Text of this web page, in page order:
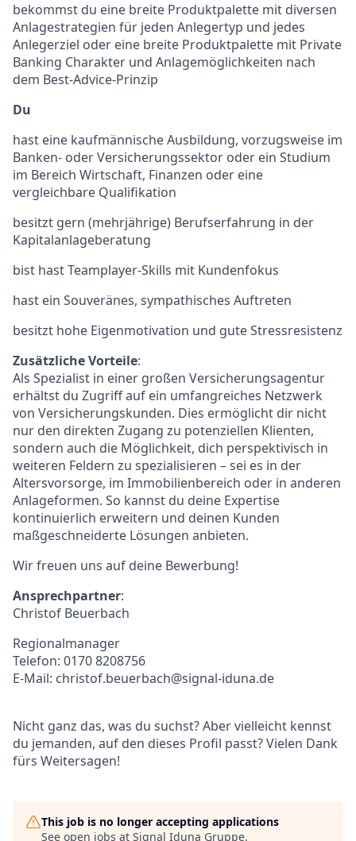
bekommst du eine breite Produktpalette mit diversen
Anlagestrategien für jeden Anlegertyp und jedes
Anlegerziel oder eine breite Produktpalette mit Private
Banking Charakter und Anlagemöglichkeiten nach
dem Best-Advice-Prinzip
Du
hast eine kaufmännische Ausbildung, vorzugsweise im
Banken- oder Versicherungssektor oder ein Studium
im Bereich Wirtschaft, Finanzen oder eine
vergleichbare Qualifikation
besitzt gern (mehrjährige) Berufserfahrung in der
Kapitalanlageberatung
bist hast Teamplayer-Skills mit Kundenfokus
hast ein Souveränes, sympathisches Auftreten
besitzt hohe Eigenmotivation und gute Stressresistenz
Zusätzliche Vorteile:
Als Spezialist in einer großen Versicherungsagentur
erhältst du Zugriff auf ein umfangreiches Netzwerk
von Versicherungskunden. Dies ermöglicht dir nicht
nur den direkten Zugang zu potenziellen Klienten,
sondern auch die Möglichkeit, dich perspektivisch in
weiteren Feldern zu spezialisieren – sei es in der
Altersvorsorge, im Immobilienbereich oder in anderen
Anlageformen. So kannst du deine Expertise
kontinuierlich erweitern und deinen Kunden
maßgeschneiderte Lösungen anbieten.
Wir freuen uns auf deine Bewerbung!
Ansprechpartner:
Christof Beuerbach
Regionalmanager
Telefon: 0170 8208756
E-Mail: christof.beuerbach@signal-iduna.de
Nicht ganz das, was du suchst? Aber vielleicht kennst
du jemanden, auf den dieses Profil passt? Vielen Dank
fürs Weitersagen!
This job is no longer accepting applications
See open jobs at Signal Iduna Gruppe.